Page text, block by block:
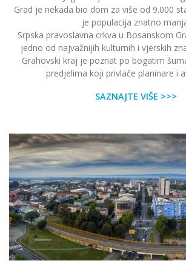
Grad je nekada bio dom za više od 9.000
je populacija znatno
Srpska pravoslavna crkva u Bosanskom
jedno od najvažnijih kulturnih i vjerskih
Grahovski kraj je poznat po bogatim
predjelima koji privlače planinare i
SAZNAJTE VIŠE >>>